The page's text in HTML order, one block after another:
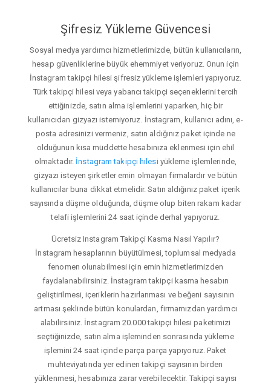
Şifresiz Yükleme Güvencesi
Sosyal medya yardımcı hizmetlerimizde, bütün kullanıcıların,
hesap güvenliklerine büyük ehemmiyet veriyoruz. Onun için
İnstagram takipçi hilesi şifresiz yükleme işlemleri yapıyoruz.
Türk takipçi hilesi veya yabancı takipçi seçeneklerini tercih
ettiğinizde, satın alma işlemlerini yaparken, hiç bir
kullanıcıdan gizyazı istemiyoruz. İnstagram, kullanıcı adını, e-
posta adresinizi vermeniz, satın aldığınız paket içinde ne
olduğunun kısa müddette hesabınıza eklenmesi için ehil
olmaktadır. İnstagram takipçi hilesiyükleme işlemlerinde,
gizyazı isteyen şirketler emin olmayan firmalardır ve bütün
kullanıcılar buna dikkat etmelidir. Satın aldığınız paket içerik
sayısında düşme olduğunda, düşme olup biten rakam kadar
telafi işlemlerini 24 saat içinde derhal yapıyoruz.
Ücretsiz Instagram Takipçi Kasma Nasıl Yapılır?
İnstagram hesaplarının büyütülmesi, toplumsal medyada
fenomen olunabilmesi için emin hizmetlerimizden
faydalanabilirsiniz. İnstagram takipçi kasma hesabın
geliştirilmesi, içeriklerin hazırlanması ve beğeni sayısının
artması şeklinde bütün konulardan, firmamızdan yardımcı
alabilirsiniz. İnstagram 20.000 takipçi hilesi paketimizi
seçtiğinizde, satın alma işleminden sonrasında yükleme
işlemini 24 saat içinde parça parça yapıyoruz. Paket
muhteviyatında yer edinen takipçi sayısının birden
yüklenmesi, hesabınıza zarar verebilecektir. Takipçi sayısı